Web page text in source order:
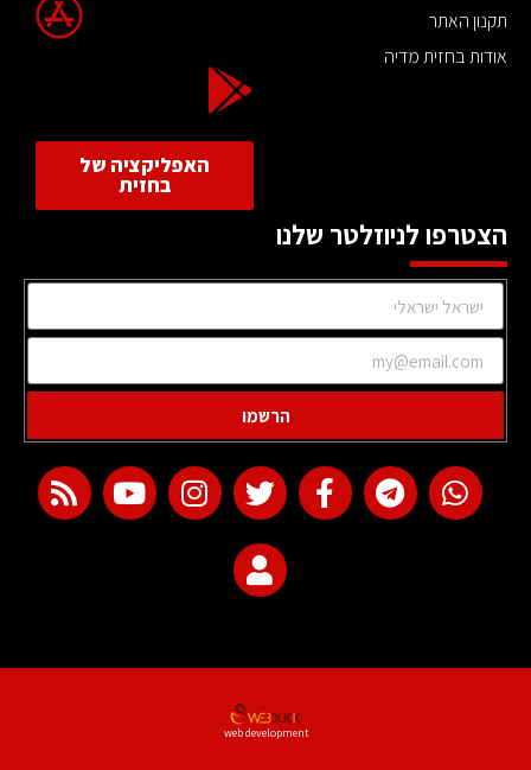
תקנון האתר
אודות בחזית מדיה
האפליקציה של
בחזית
הצטרפו לניוזלטר שלנו
הרשמו
web development